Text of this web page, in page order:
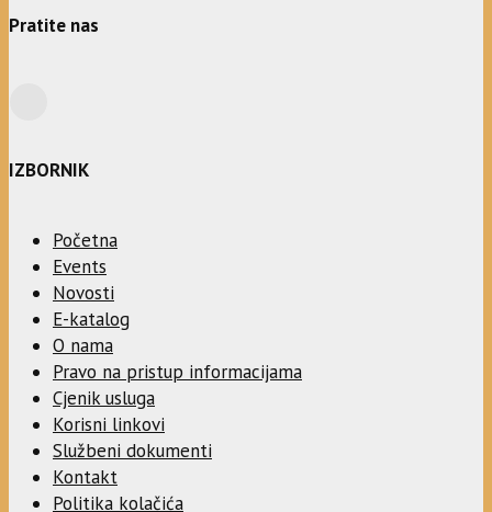
Pratite nas
IZBORNIK
Početna
Events
Novosti
E-katalog
O nama
Pravo na pristup informacijama
Cjenik usluga
Korisni linkovi
Službeni dokumenti
Kontakt
Politika kolačića